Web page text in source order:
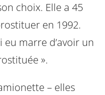
choix. Elle a 45
en 1992.
eu marre d’avoir un
».
– elles